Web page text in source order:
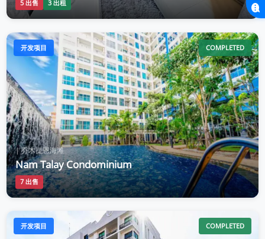
5 出售 3 出租
开发项目 COMPLETED
| 乔木提恩海滩
Nam Talay Condominium
7 出售
开发项目 COMPLETED